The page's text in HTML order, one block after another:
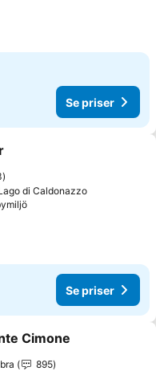
Se priser
i Mina Favoriter
di Caldonazzo
Se priser
i Mina Favoriter
Cimone
895